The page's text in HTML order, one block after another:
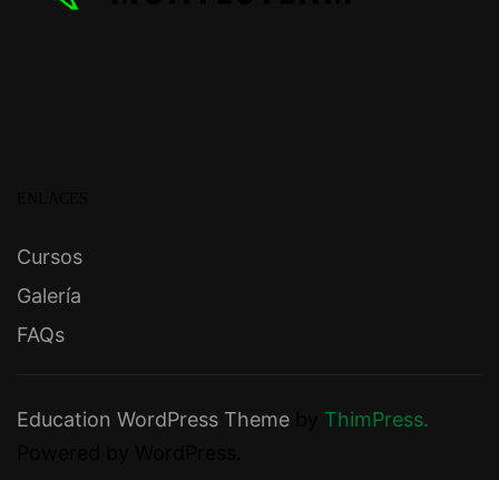
Cursos
Galería
FAQs
Education WordPress Theme
ThimPress.